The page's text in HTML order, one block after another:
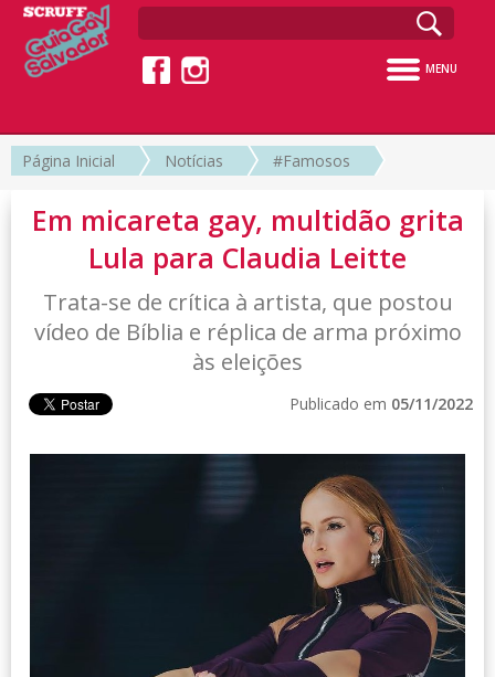
MENU
Página Inicial Notícias #Famosos
Em micareta gay, multidão grita
Lula para Claudia Leitte
Trata-se de crítica à artista, que postou
vídeo de Bíblia e réplica de arma próximo
às eleições
Publicado em 05/11/2022